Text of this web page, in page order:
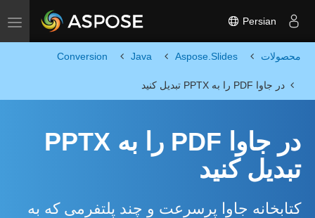
Toggle navigation Persian
محصولات Aspose.Slides
Java
Conversion
در جاوا PDF را به PPTX تبدیل کنید
در جاوا PDF را به PPTX
تبدیل کنید
کتابخانه جاوا پرسرعت و چند پلتفرمی که به